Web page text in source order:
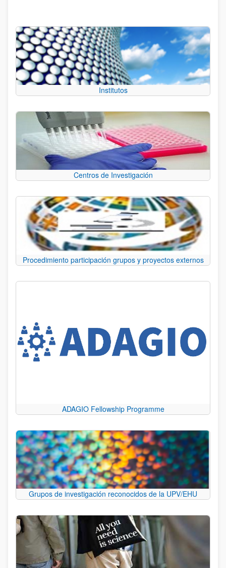
Institutos
Centros de Investigación
Procedimiento participación grupos y proyectos externos
ADAGIO Fellowship Programme
Grupos de investigación reconocidos de la UPV/EHU